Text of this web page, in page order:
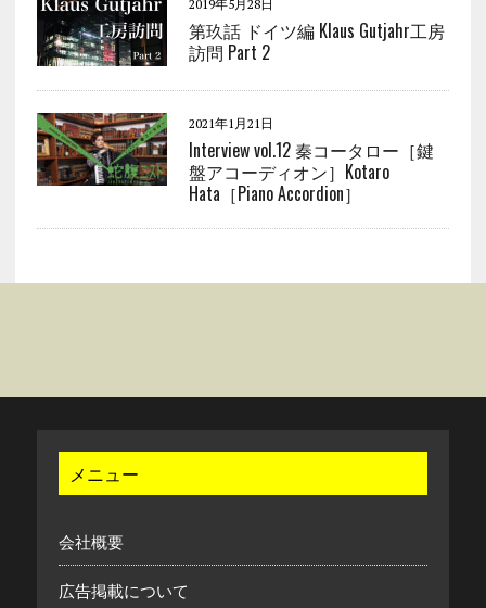
2019年5月28日
第玖話 ドイツ編 Klaus Gutjahr工房
訪問 Part 2
2021年1月21日
Interview vol.12 秦コータロー［鍵
盤アコーディオン］Kotaro
Hata［Piano Accordion］
メニュー
会社概要
広告掲載について